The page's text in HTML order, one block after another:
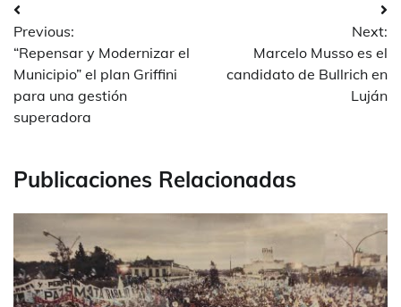
Navegación
de
entradas
Previous:
“Repensar y Modernizar el
Municipio” el plan Griffini
para una gestión
superadora
Next:
Marcelo Musso es el
candidato de Bullrich en
Luján
Publicaciones Relacionadas